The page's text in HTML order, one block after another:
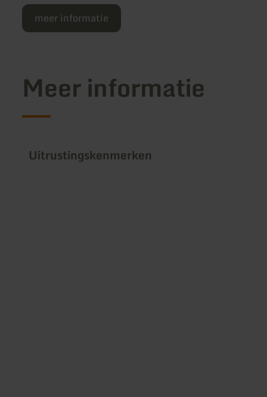
meer informatie
Meer informatie
Uitrustingskenmerken